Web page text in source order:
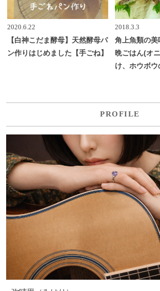
2020.6.22
【白神こだま酵母】天然酵母パ
ン作りはじめました【手ごね】
2018.3.3
角上魚類の
晩ごはん(オ
け、ホウボ
PROFILE